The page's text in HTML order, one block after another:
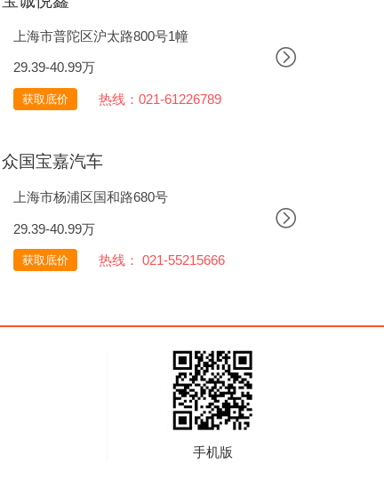
上海市普陀区沪太路800号1幢
29.39-40.99万
获取底价 热线：021-61226789
众国宝嘉汽车
上海市杨浦区国和路680号
29.39-40.99万
获取底价 热线： 021-55215666
手机版